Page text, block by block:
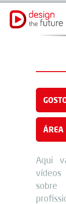
ÁREA
Aqui
vídeos